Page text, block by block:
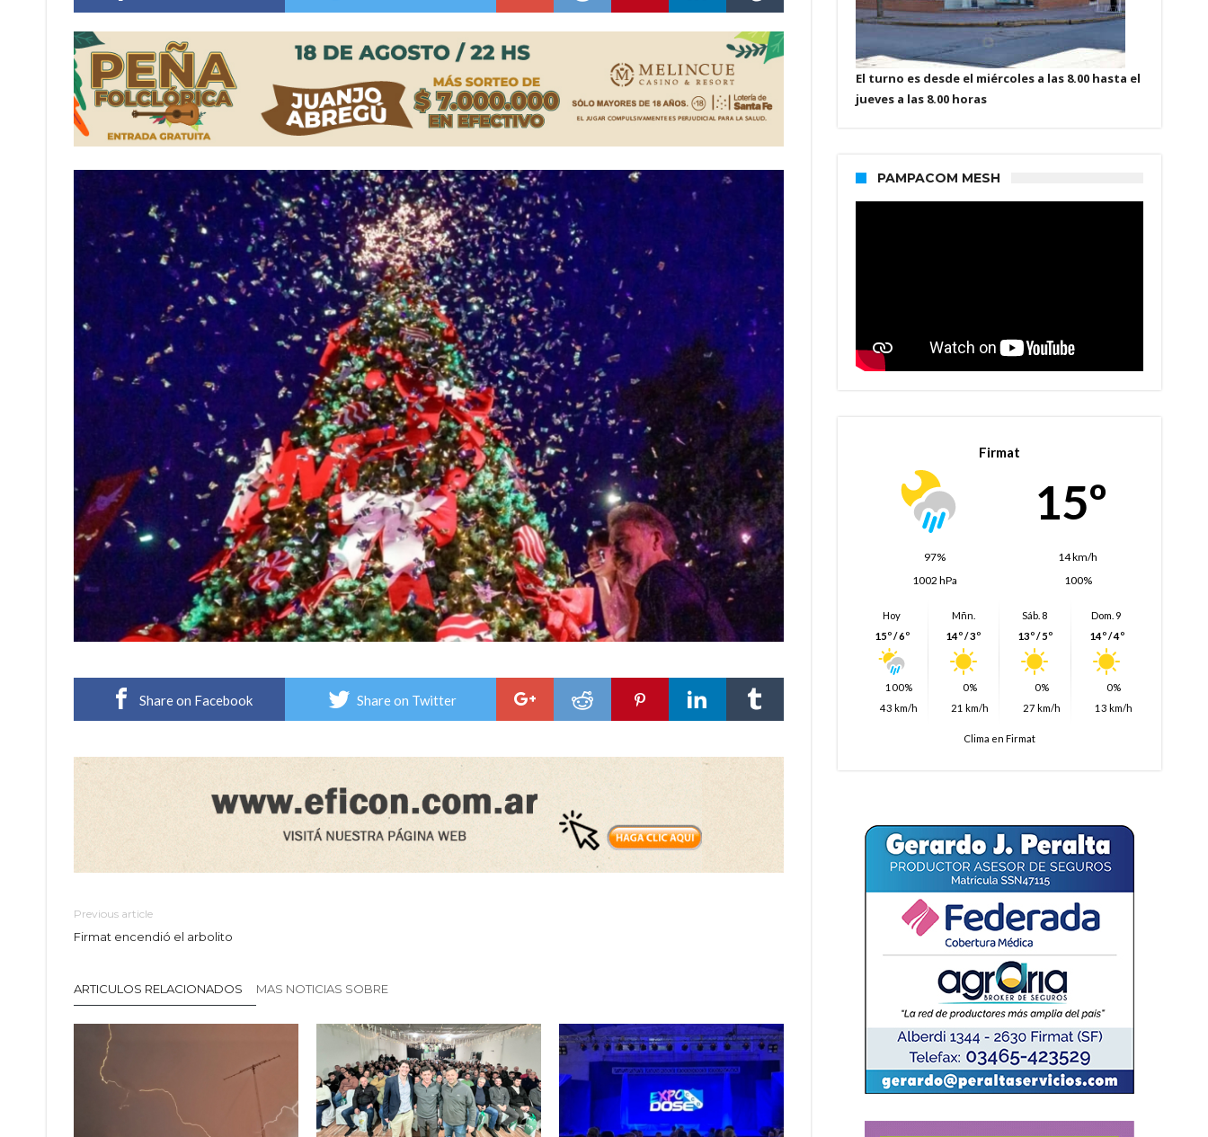
Roxana Carabajal dejó su huella en la peña de Casino Melincué
Share on Facebook Share on Twitter
Previous article
Firmat encendió el arbolito
ARTICULOS RELACIONADOS MAS NOTICIAS SOBRE
El turno es desde el miércoles a las 8.00 hasta el
jueves a las 8.00 horas
PAMPACOM MESH
Firmat
15º
97%
14 km/h
1002 hPa
100%
Hoy
15º / 6º
100%
43 km/h
Mñn.
14º / 3º
0%
21 km/h
Sáb. 8
13º / 5º
0%
27 km/h
Dom. 9
14º / 4º
0%
13 km/h
Clima en Firmat